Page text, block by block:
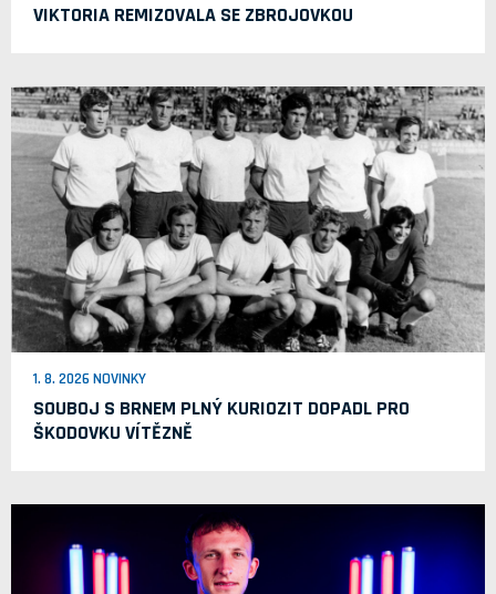
VIKTORIA REMIZOVALA SE ZBROJOVKOU
1. 8. 2026 NOVINKY
SOUBOJ S BRNEM PLNÝ KURIOZIT DOPADL PRO
ŠKODOVKU VÍTĚZNĚ